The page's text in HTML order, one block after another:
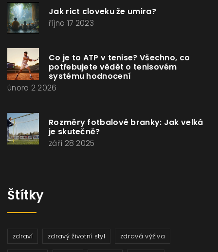
Jak rict cloveku že umira?
října 17 2023
Co je to ATP v tenise? Všechno, co
potřebujete vědět o tenisovém
systému hodnocení
února 2 2026
Rozměry fotbalové branky: Jak velká
je skutečně?
září 28 2025
Štítky
zdraví zdravý životní styl zdravá výživa